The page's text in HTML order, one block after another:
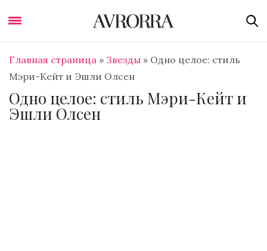
Главная страница » Звезды » Одно целое: стиль
Мэри-Кейт и Эшли Олсен
Одно целое: стиль Мэри-Кейт и
Эшли Олсен